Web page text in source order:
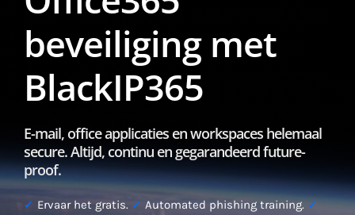
beveiliging met
BlackIP365
E-mail, office applicaties en workspaces helemaal
secure. Altijd, continu en gegarandeerd future-
proof.
✓ Ervaar het gratis. ✓ Automated phishing training. ✓